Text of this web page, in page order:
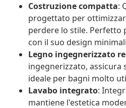
Costruzione compatta:
progettato per
perdere lo stile. Perfetto
con il suo design
Legno ingegnerizzato
ingegnerizzato, assicura
ideale per bagni molto
Lavabo integrato:
mantiene l'estetica